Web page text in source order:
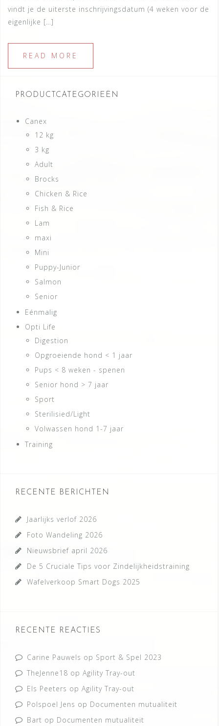
vindt je de uiterste inschrijvingsdatum (4 weken voor de
eigenlijke […]
READ MORE
PRODUCTCATEGORIEËN
Canex
12 kg
3 kg
Adult
Brocks
Chicken & Rice
Fish & Rice
Lam
maxi
Mini
Puppy-Junior
Salmon
Senior
Eénmalig
Opti Life
Digestion
Opgroeiende hond < 1 jaar
Pups < 8 weken - spenen
Senior hond > 7 jaar
Sport
Sterilisied/Light
Volwassen hond 1-7 jaar
Training
RECENTE BERICHTEN
Jaarlijks verlof 2026
Foto Wandeling 2026
Nieuwsbrief april 2026
De 5 Cruciale Tips voor Zindelijkheidstraining
Wafelverkoop Smart Dogs 2025
RECENTE REACTIES
Carine Pauwels op Sport & Spel 2023
TheJenne18 op Agility Tray-out
Els Peeters op Agility Tray-out
Polspoel Jens op Documenten mutualiteit
Bart op Documenten mutualiteit